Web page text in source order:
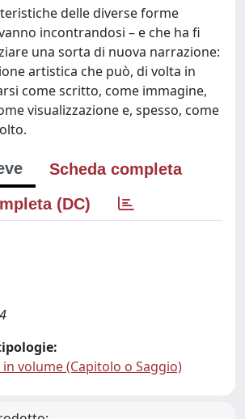
delle diverse forme
incontrandosi – e che ha fi
una sorta di nuova narrazione:
artistica che può, di volta in
come scritto, come immagine,
visualizzazione e, spesso, come
Scheda completa
(DC)
volume (Capitolo o Saggio)